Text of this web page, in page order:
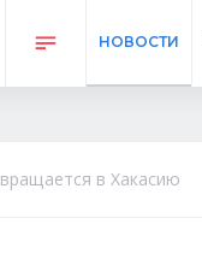
НОВОСТИ
в Хакасию